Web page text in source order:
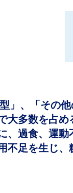
」、「その
大多数を占
、過食、運
足を生じ、